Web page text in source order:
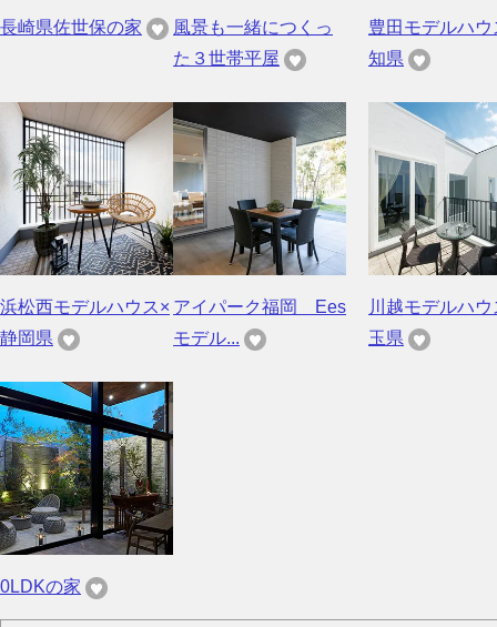
長崎県佐世保の家
風景も一緒につくっ
た３世帯平屋
豊田モデルハウ
知県
浜松西モデルハウス×
静岡県
アイパーク福岡 Ees
モデル...
川越モデルハ
玉県
0LDKの家